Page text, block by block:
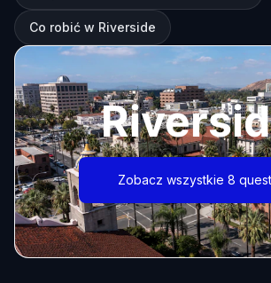
Co robić w Riverside
Zobacz wszystkie 8